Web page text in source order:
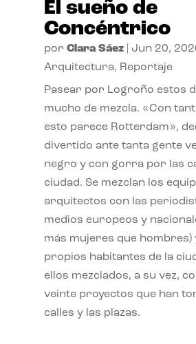
El sueño de
Concéntrico
por Clara Sáez| Jun 20,
Arquitectura, Reportaje
Pasear por Logroño estos
mucho de mezcla. «Con
esto parece Rotterdam»,
divertido ante tanta gente
negro y con gorra por las
ciudad. Se mezclan los
arquitectos con las
medios europeos y
más mujeres que hombres)
propios habitantes de la
ellos mezclados, a su vez,
veinte proyectos que han
calles y las plazas.